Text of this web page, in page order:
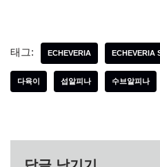
태그: ECHEVERIA ECHEVERIA
다육이 섭알피나 수브알피나